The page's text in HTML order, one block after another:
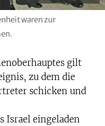
waren zur
gilt
zu dem die
schicken und
Israel eingeladen